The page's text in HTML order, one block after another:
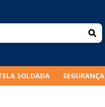
SOLDADA SEGURANÇA